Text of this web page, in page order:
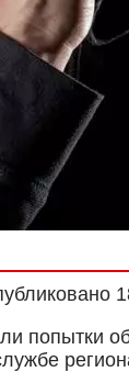
попытки